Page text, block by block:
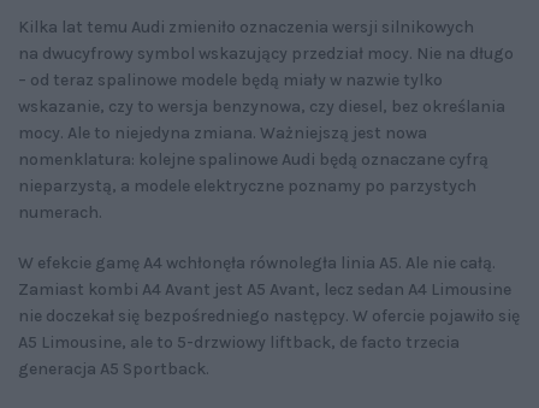
Kilka lat temu Audi zmieniło oznaczenia wersji silnikowych
na dwucyfrowy symbol wskazujący przedział mocy. Nie na długo
– od teraz spalinowe modele będą miały w nazwie tylko
wskazanie, czy to wersja benzynowa, czy diesel, bez określania
mocy. Ale to niejedyna zmiana. Ważniejszą jest nowa
nomenklatura: kolejne spalinowe Audi będą oznaczane cyfrą
nieparzystą, a modele elektryczne poznamy po parzystych
numerach.
W efekcie gamę A4 wchłonęła równoległa linia A5. Ale nie całą.
Zamiast kombi A4 Avant jest A5 Avant, lecz sedan A4 Limousine
nie doczekał się bezpośredniego następcy. W ofercie pojawiło się
A5 Limousine, ale to 5-drzwiowy liftback, de facto trzecia
generacja A5 Sportback.